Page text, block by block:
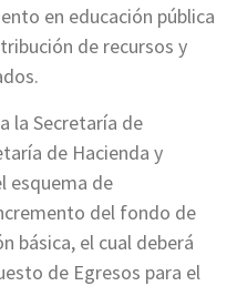
en educación pública
de recursos y
la Secretaría de
de Hacienda y
esquema de
del fondo de
básica, el cual deberá
de Egresos para el